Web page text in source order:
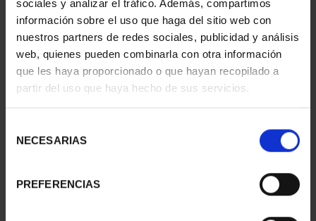
sociales y analizar el tráfico. Además, compartimos
información sobre el uso que haga del sitio web con
nuestros partners de redes sociales, publicidad y análisis
web, quienes pueden combinarla con otra información
que les haya proporcionado o que hayan recopilado a
partir del uso que haya hecho de sus servicios.
NECESARIAS
PREFERENCIAS
€645.00